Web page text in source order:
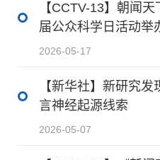
【CCTV-13】朝闻
届公众科学日活动举
2026-05-17
【新华社】新研究
言神经起源线索
2026-05-07